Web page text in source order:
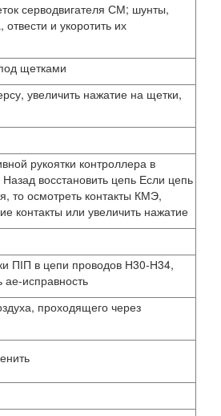
серводвигателя СМ; шунты,
и укоротить их
щетками
увеличить нажатие на щетки,
рукоятки контроллера в
восстановить цепь Если цепь
то осмотреть контакты КМЭ,
контакты или увеличить нажатие
ПІП в цепи проводов Н30-Н34,
исправность
проходящего через